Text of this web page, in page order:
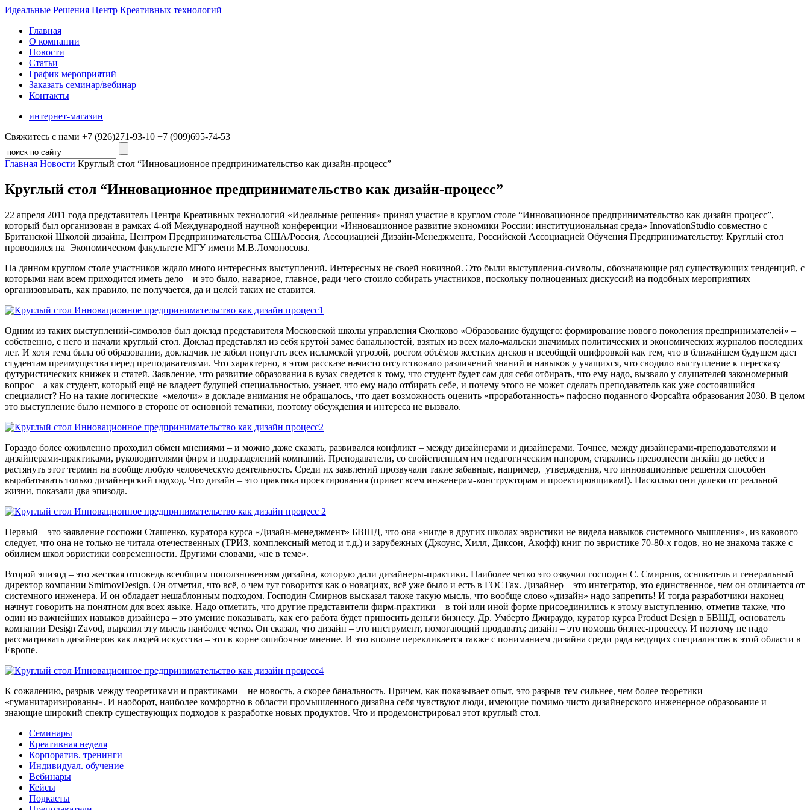
Идеальные Решения Центр Креативных технологий
Главная
О компании
Новости
Статьи
График мероприятий
Заказать семинар/вебинар
Контакты
интернет-магазин
Свяжитесь с нами +7 (926)271-93-10 +7 (909)695-74-53
Главная Новости Круглый стол “Инновационное предпринимательство как дизайн-процесс”
Круглый стол “Инновационное предпринимательство как дизайн-процесс”
22 апреля 2011 года представитель Центра Креативных технологий «Идеальные решения» принял участие в круглом столе “Инновационное предпринимательство как дизайн процесс”,
который был организован в рамках 4-ой Международной научной конференции «Инновационное развитие экономики России: институциональная среда» InnovationStudio совместно с
Британской Школой дизайна, Центром Предпринимательства США/Россия, Ассоциацией Дизайн-Менеджмента, Российской Ассоциацией Обучения Предпринимательству. Круглый стол
проводился на Экономическом факультете МГУ имени М.В.Ломоносова.
На данном круглом столе участников ждало много интересных выступлений. Интересных не своей новизной. Это были выступления-символы, обозначающие ряд существующих тенденций, с
которыми нам всем приходится иметь дело – и это было, наварное, главное, ради чего стоило собирать участников, поскольку полноценных дискуссий на подобных мероприятиях
организовывать, как правило, не получается, да и целей таких не ставится.
Одним из таких выступлений-символов был доклад представителя Московской школы управления Сколково «Образование будущего: формирование нового поколения предпринимателей» –
собственно, с него и начали круглый стол. Доклад представлял из себя крутой замес банальностей, взятых из всех мало-мальски значимых политических и экономических журналов последних
лет. И хотя тема была об образовании, докладчик не забыл попугать всех исламской угрозой, ростом объёмов жестких дисков и всеобщей оцифровкой как тем, что в ближайшем будущем даст
студентам преимущества перед преподавателями. Что характерно, в этом рассказе начисто отсутствовало различений знаний и навыков у учащихся, что сводило выступление к пересказу
футуристических книжек и статей. Заявление, что развитие образования в вузах сведется к тому, что студент будет сам для себя отбирать, что ему надо, вызвало у слушателей закономерный
вопрос – а как студент, который ещё не владеет будущей специальностью, узнает, что ему надо отбирать себе, и почему этого не может сделать преподаватель как уже состоявшийся
специалист? Но на такие логические «мелочи» в докладе внимания не обращалось, что дает возможность оценить «проработанность» пафосно поданного Форсайта образования 2030. В целом
это выступление было немного в стороне от основной тематики, поэтому обсуждения и интереса не вызвало.
Гораздо более оживленно проходил обмен мнениями – и можно даже сказать, развивался конфликт – между дизайнерами и дизайнерами. Точнее, между дизайнерами-преподавателями и
дизайнерами-практиками, руководителями фирм и подразделений компаний. Преподаватели, со свойственным им педагогическим напором, старались превознести дизайн до небес и
растянуть этот термин на вообще любую человеческую деятельность. Среди их заявлений прозвучали такие забавные, например, утверждения, что инновационные решения способен
вырабатывать только дизайнерский подход. Что дизайн – это практика проектирования (привет всем инженерам-конструкторам и проектировщикам!). Насколько они далеки от реальной
жизни, показали два эпизода.
Первый – это заявление госпожи Сташенко, куратора курса «Дизайн-менеджмент» БВШД, что она «нигде в других школах эвристики не видела навыков системного мышления», из какового
следует, что она не только не читала отечественных (ТРИЗ, комплексный метод и т.д.) и зарубежных (Джоунс, Хилл, Диксон, Акофф) книг по эвристике 70-80-х годов, но не знакома также с
обилием школ эвристики современности. Другими словами, «не в теме».
Второй эпизод – это жесткая отповедь всеобщим поползновениям дизайна, которую дали дизайнеры-практики. Наиболее четко это озвучил господин С. Смирнов, основатель и генеральный
директор компании SmirnovDesign. Он отметил, что всё, о чем тут говорится как о новациях, всё уже было и есть в ГОСТах. Дизайнер – это интегратор, это единственное, чем он отличается от
системного инженера. И он обладает нешаблонным подходом. Господин Смирнов высказал также такую мысль, что вообще слово «дизайн» надо запретить! И тогда разработчики наконец
начнут говорить на понятном для всех языке. Надо отметить, что другие представители фирм-практики – в той или иной форме присоединились к этому выступлению, отметив также, что
один из важнейших навыков дизайнера – это умение показывать, как его работа будет приносить деньги бизнесу. Др. Умберто Джираудо, куратор курса Product Design в БВШД, основатель
компании Design Zavod, выразил эту мысль наиболее четко. Он сказал, что дизайн – это инструмент, помогающий продавать; дизайн – это помощь бизнес-процессу. И поэтому не надо
рассматривать дизайнеров как людей искусства – это в корне ошибочное мнение. И это вполне перекликается также с пониманием дизайна среди ряда ведущих специалистов в этой области в
Европе.
К сожалению, разрыв между теоретиками и практиками – не новость, а скорее банальность. Причем, как показывает опыт, это разрыв тем сильнее, чем более теоретики
«гуманитаризированы». И наоборот, наиболее комфортно в области промышленного дизайна себя чувствуют люди, имеющие помимо чисто дизайнерского инженерное образование и
знающие широкий спектр существующих подходов к разработке новых продуктов. Что и продемонстрировал этот круглый стол.
Семинары
Креативная неделя
Корпоратив. тренинги
Индивидуал. обучение
Вебинары
Кейсы
Подкасты